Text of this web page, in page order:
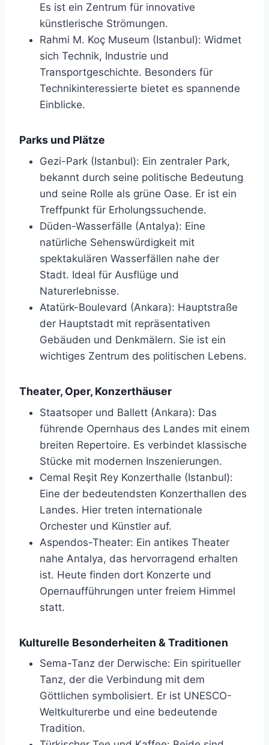
Es ist ein Zentrum für innovative
künstlerische Strömungen.
Rahmi M. Koç Museum (Istanbul): Widmet
sich Technik, Industrie und
Transportgeschichte. Besonders für
Technikinteressierte bietet es spannende
Einblicke.
Parks und Plätze
Gezi-Park (Istanbul): Ein zentraler Park,
bekannt durch seine politische Bedeutung
und seine Rolle als grüne Oase. Er ist ein
Treffpunkt für Erholungssuchende.
Düden-Wasserfälle (Antalya): Eine
natürliche Sehenswürdigkeit mit
spektakulären Wasserfällen nahe der
Stadt. Ideal für Ausflüge und
Naturerlebnisse.
Atatürk-Boulevard (Ankara): Hauptstraße
der Hauptstadt mit repräsentativen
Gebäuden und Denkmälern. Sie ist ein
wichtiges Zentrum des politischen Lebens.
Theater, Oper, Konzerthäuser
Staatsoper und Ballett (Ankara): Das
führende Opernhaus des Landes mit einem
breiten Repertoire. Es verbindet klassische
Stücke mit modernen Inszenierungen.
Cemal Reşit Rey Konzerthalle (Istanbul):
Eine der bedeutendsten Konzerthallen des
Landes. Hier treten internationale
Orchester und Künstler auf.
Aspendos-Theater: Ein antikes Theater
nahe Antalya, das hervorragend erhalten
ist. Heute finden dort Konzerte und
Opernaufführungen unter freiem Himmel
statt.
Kulturelle Besonderheiten & Traditionen
Sema-Tanz der Derwische: Ein spiritueller
Tanz, der die Verbindung mit dem
Göttlichen symbolisiert. Er ist UNESCO-
Weltkulturerbe und eine bedeutende
Tradition.